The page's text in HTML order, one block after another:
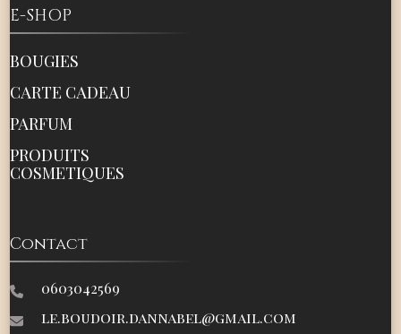
E-SHOP
BOUGIES
CARTE CADEAU
PARFUM
PRODUITS
COSMETIQUES
Contact
0603042569
le.boudoir.dannabel@gmail.com